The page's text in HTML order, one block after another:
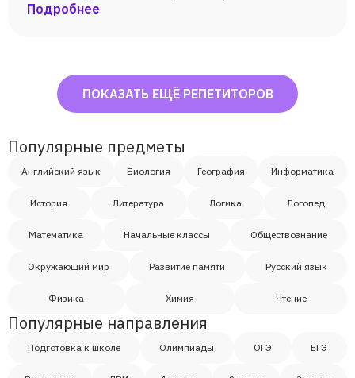
Подробнее
ПОКАЗАТЬ ЕЩЁ РЕПЕТИТОРОВ
Популярные предметы
Английский язык Биология География Информатика
История Литература Логика Логопед
Математика Начальные классы Обществознание
Окружающий мир Развитие памяти Русский язык
Физика Химия Чтение
Популярные направления
Подготовка к школе Олимпиады ОГЭ ЕГЭ